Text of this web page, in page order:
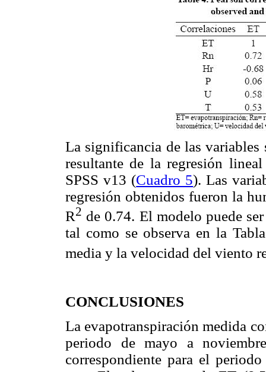
La significancia de las variables
resultante de la regresión
SPSS v13 (Cuadro 5). Las
regresión obtenidos fueron la
R2 de 0.74. El modelo puede
tal como se observa en la
media y la velocidad del viento
CONCLUSIONES
La evapotranspiración medida
periodo de mayo a
correspondiente para el